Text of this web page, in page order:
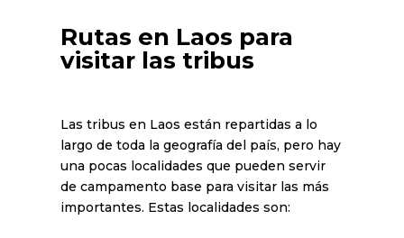
Rutas en Laos para
visitar las tribus
Las tribus en Laos están repartidas a lo
largo de toda la geografía del país, pero hay
una pocas localidades que pueden servir
de campamento base para visitar las más
importantes. Estas localidades son: